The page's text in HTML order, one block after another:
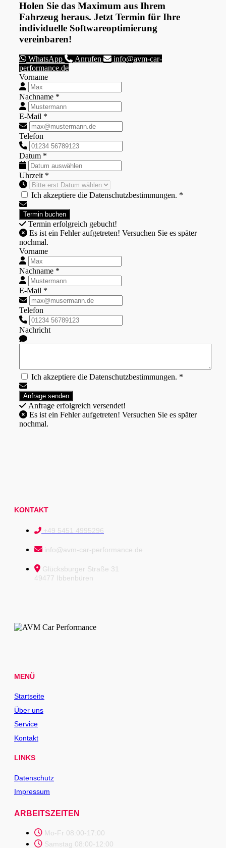
Holen Sie das Maximum aus Ihrem
Fahrzeug heraus. Jetzt Termin für Ihre
individuelle Softwareoptimierung
vereinbaren!
WhatsApp Anrufen
info@avm-car-
performance.de
Vorname
Nachname *
E-Mail *
Telefon
Datum *
Uhrzeit *
Ich akzeptiere die Datenschutzbestimmungen. *
Termin erfolgreich gebucht!
nochmal.
Vorname
Nachname *
E-Mail *
Telefon
Nachricht
Ich akzeptiere die Datenschutzbestimmungen. *
Anfrage erfolgreich versendet!
nochmal.
KONTAKT
+49 5451 4995296
info@avm-car-performance.de
Glücksburger Straße 31
49477 Ibbenbüren
MENÜ
Startseite
Über uns
Service
Kontakt
LINKS
Datenschutz
Impressum
ARBEITSZEITEN
Mo-Fr 08:00-17:00
Samstag 08:00-12:00